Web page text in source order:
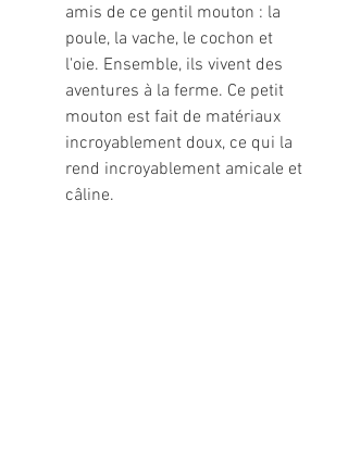
amis de ce gentil mouton : la
poule, la vache, le cochon et
l'oie. Ensemble, ils vivent des
aventures à la ferme. Ce petit
mouton est fait de matériaux
incroyablement doux, ce qui la
rend incroyablement amicale et
câline.